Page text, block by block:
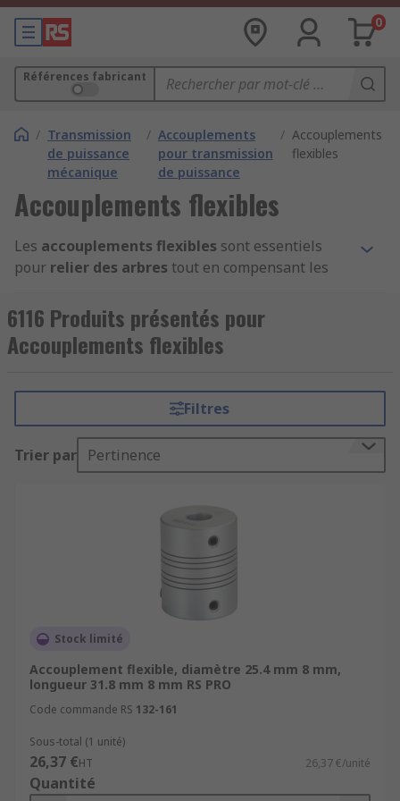
0
Références fabricant
/ Transmission
de puissance
mécanique
/ Accouplements
pour transmission
de puissance
/ Accouplements
flexibles
Accouplements flexibles
Les accouplements flexibles sont essentiels
pour relier des arbres tout en compensant les
parallèles. Ils assurent unetransmission de
puissance fiable entre moteurs électriques,
pompes ou équipements industriels, même en
Principaux types d'accouplements
flexibles
les emplois nécessitant une grande rigidité
et une faible maintenance.
Accouplement à denture: facilite une
transmission de couple efficace avec des
matériaux durables.
Accouplement à faisceau
compenser des désalignements angulaires
ou radiaux importants.
Accouplement à fente
nécessitant un ajustement facile et rapide.
Caractéristiques et applications
6116 Produits présentés pour
Accouplements flexibles
Filtres
Trier par Pertinence
Stock limité
Accouplement flexible, diamètre 25.4 mm 8 mm,
longueur 31.8 mm 8 mm RS PRO
Code commande RS 132-161
Sous-total (1 unité)
26,37 €HT 26,37 €/unité
Quantité